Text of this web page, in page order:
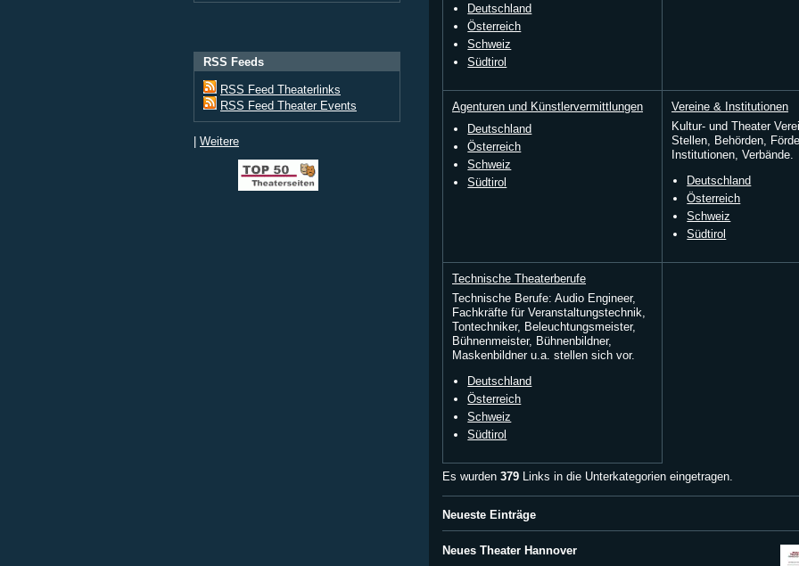
RSS Feeds
RSS Feed Theaterlinks
RSS Feed Theater Events
| Weitere
Deutschland
Österreich
Schweiz
Südtirol
Agenturen und Künstlervermittlungen
Deutschland
Österreich
Schweiz
Südtirol
Vereine & Institutionen
Kultur- und Theater
Stellen, Behörden,
Institutionen, Verbände.
Deutschland
Österreich
Schweiz
Südtirol
Technische Theaterberufe
Technische Berufe: Audio Engineer,
Fachkräfte für Veranstaltungstechnik,
Tontechniker, Beleuchtungsmeister,
Bühnenmeister, Bühnenbildner,
Maskenbildner u.a. stellen sich vor.
Deutschland
Österreich
Schweiz
Südtirol
Es wurden 379 Links in die Unterkategorien eingetragen.
Neueste Einträge
Neues Theater Hannover